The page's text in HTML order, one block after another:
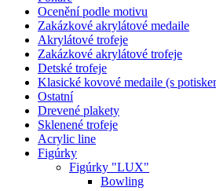
Ocenění podle motivu
Zakázkové akrylátové medaile
Akrylátové trofeje
Zakázkové akrylátové trofeje
Detské trofeje
Klasické kovové medaile (s
Ostatní
Drevené plakety
Sklenené trofeje
Acrylic line
Figúrky
Figúrky "LUX"
Bowling